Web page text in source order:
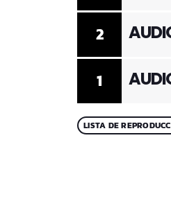
1
2
LISTA DE